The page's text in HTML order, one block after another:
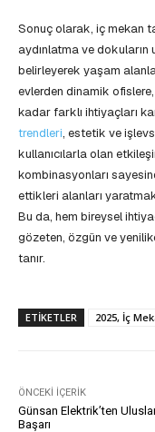
Sonuç olarak, iç mekan
aydınlatma ve dokuların
belirleyerek yaşam
evlerden dinamik
kadar farklı ihtiyaçları
trendleri, estetik ve
kullanıcılarla olan
kombinasyonları
ettikleri alanları
Bu da, hem bireysel
gözeten, özgün ve
tanır.
ETIKETLER 2025, İç
ÖNCEKI İÇERIK
Günsan Elektrik’ten
Başarı